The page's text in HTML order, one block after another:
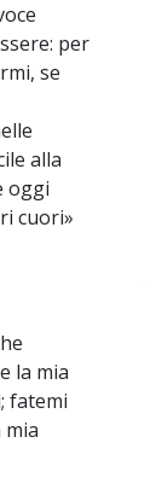
per
se
alla
oggi
cuori»
la mia
fatemi